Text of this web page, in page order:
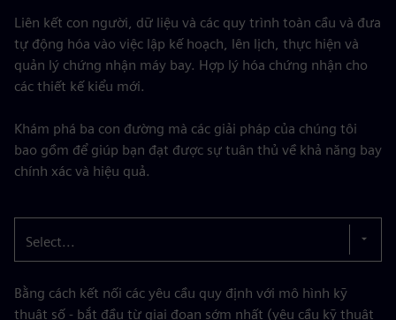
Liên kết con người, dữ liệu và các quy trình toàn cầu và đưa
tự động hóa vào việc lập kế hoạch, lên lịch, thực hiện và
quản lý chứng nhận máy bay. Hợp lý hóa chứng nhận cho
các thiết kế kiểu mới.
Khám phá ba con đường mà các giải pháp của chúng tôi
bao gồm để giúp bạn đạt được sự tuân thủ về khả năng bay
chính xác và hiệu quả.
Select...
Bằng cách kết nối các yêu cầu quy định với mô hình kỹ
thuật số - bắt đầu từ giai đoạn sớm nhất (yêu cầu kỹ thuật